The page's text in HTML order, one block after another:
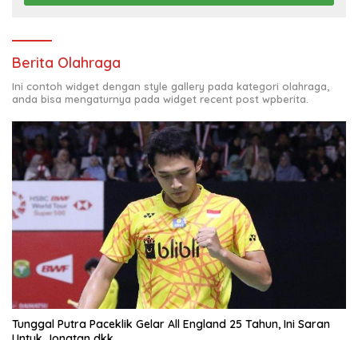
Berita Olahraga
Ini contoh widget dengan style gallery pada kategori olahraga,
anda bisa mengaturnya pada widget recent post wpberita.
Tunggal Putra Paceklik Gelar All England 25 Tahun, Ini Saran